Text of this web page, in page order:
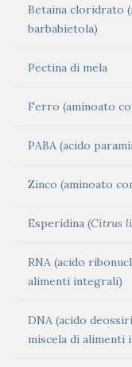
Betaina cloridrato
barbabietola)
Pectina di mela
Ferro (aminoato
PABA (acido
Zinco (aminoato
Esperidina (Citrus
RNA (acido
alimenti integrali)
DNA (acido
miscela di alimenti